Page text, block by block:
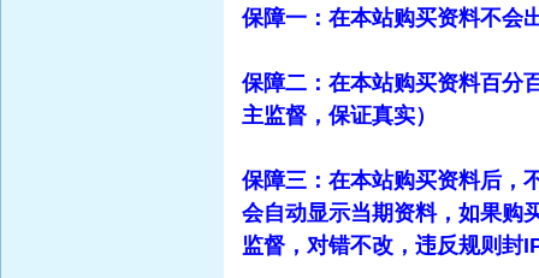
保障一：在本站购买资料不会
保障二：在本站购买资料百分
主监督，保证真实）
保障三：在本站购买资料后，
会自动显示当期资料，如果购
监督，对错不改，违反规则封